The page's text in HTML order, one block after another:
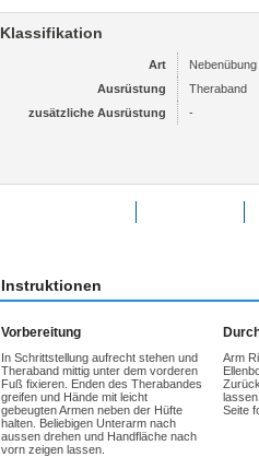
Klassifikation
Art
Nebenübung
Ausrüstung
Theraband
zusätzliche Ausrüstung
-
Instruktionen
Vorbereitung
In Schrittstellung aufrecht stehen und
Theraband mittig unter dem vorderen
Fuß fixieren. Enden des Therabandes
greifen und Hände mit leicht
gebeugten Armen neben der Hüfte
halten. Beliebigen Unterarm nach
aussen drehen und Handfläche nach
vorn zeigen lassen.
Arm
Seite